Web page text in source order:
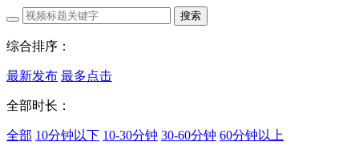
搜索
综合排序：
最新发布 最多点击
全部时长：
全部 10分钟以下 10-30分钟 30-60分钟 60分钟以上